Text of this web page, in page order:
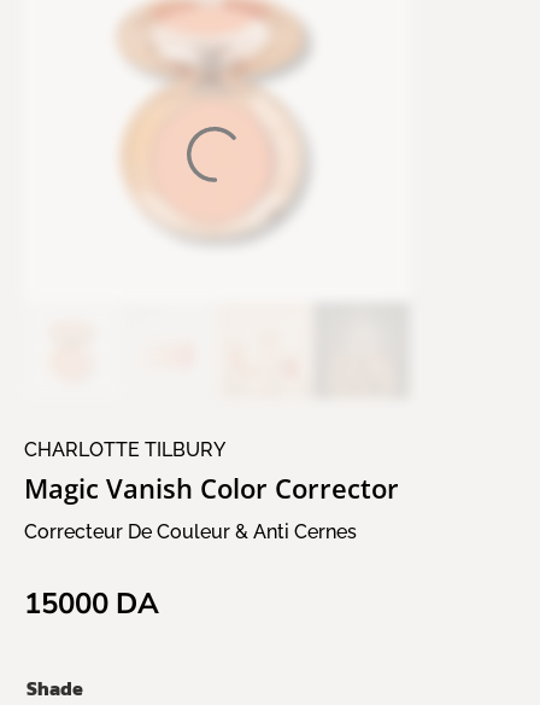
CHARLOTTE TILBURY
Magic Vanish Color Corrector
Correcteur De Couleur & Anti Cernes
15000 DA
Shade